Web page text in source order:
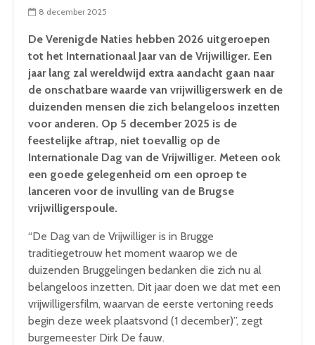
8 december 2025
De Verenigde Naties hebben 2026 uitgeroepen
tot het Internationaal Jaar van de Vrijwilliger. Een
jaar lang zal wereldwijd extra aandacht gaan naar
de onschatbare waarde van vrijwilligerswerk en de
duizenden mensen die zich belangeloos inzetten
voor anderen. Op 5 december 2025 is de
feestelijke aftrap, niet toevallig op de
Internationale Dag van de Vrijwilliger. Meteen ook
een goede gelegenheid om een oproep te
lanceren voor de invulling van de Brugse
vrijwilligerspoule.
“De Dag van de Vrijwilliger is in Brugge
traditiegetrouw het moment waarop we de
duizenden Bruggelingen bedanken die zich nu al
belangeloos inzetten. Dit jaar doen we dat met een
vrijwilligersfilm, waarvan de eerste vertoning reeds
begin deze week plaatsvond (1 december)”, zegt
burgemeester Dirk De fauw.